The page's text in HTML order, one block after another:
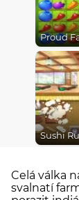
Proud
Sushi
Celá válka
svalnatí